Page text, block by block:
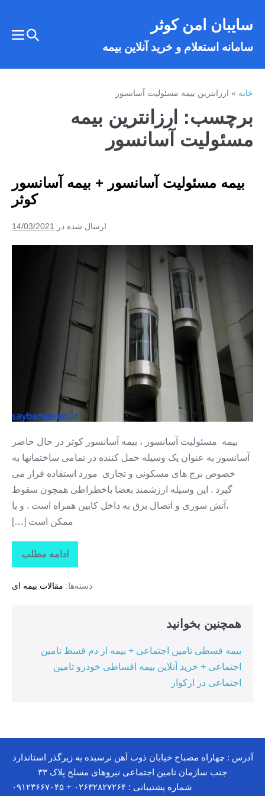
سایبان امن کوثر
سامانه استعلام و خرید آنلاین بیمه
تغییر
خانه»ارزانترین بیمه مسئولیت آسانسور
برچسب: ارزانترین بیمه
مسئولیت آسانسور
بیمه مسئولیت آسانسور + بیمه آسانسور
کوثر
ارسال شده در 14/03/2021
بیمه
آسانسور
کوثر
بیمه مسئولیت آسانسور ، بیمه آسانسور کوثر در حال حاضر
آسانسور به عنوان یک وسیله حمل کننده در تمامی ساختمانها به
خصوص برج های مسکونی و تجاری مورد استفاده قرار می
گیرد . این وسیله ارزشمند بعضا باخطراطی همچون سقوط
،آتش سوزی و اتصال برق به داخل کابین همراه است . و یا
ممکن است […]
ادامه مطلب
بیمه
مسئولیت
+
دسته‌ها: مقالات بیمه ای
همچنین بخوانید
بیمه قسطی تامین اجتماعی + بیمه از دم قسط تامین
اجتماعی + خرید آنلاین بیمه اقساطی خودرو تامین
اجتماعی در ارکواز
آدرس : چهاراه مصباح خیابان ذوب آهن نرسیده به زیرگذر استاندارد
جنب سازمان تامین اجتماعی نیروهای مسلح پلاک ۳۳
شماره پشتیبانی : ۰۲۶۳۲۸۲۷۲۶۴ + ۰۹۱۲۳۶۶۷۰۴۵